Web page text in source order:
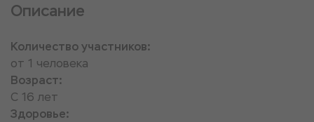
Описание
Количество участников:
от 1 человека
Возраст:
С 16 лет
Здоровье: